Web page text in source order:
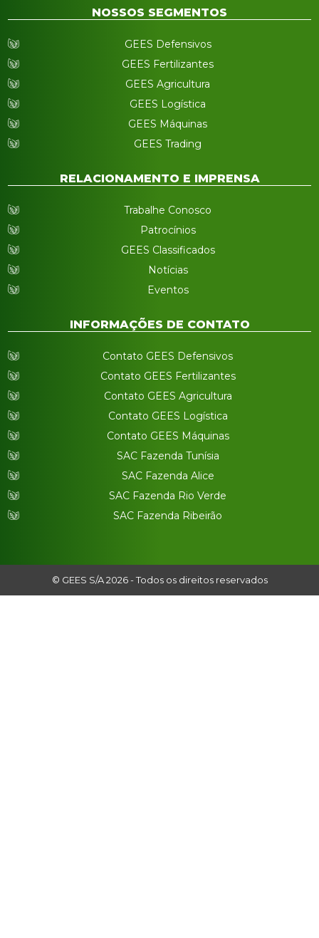
NOSSOS SEGMENTOS
GEES Defensivos
GEES Fertilizantes
GEES Agricultura
GEES Logística
GEES Máquinas
GEES Trading
RELACIONAMENTO E IMPRENSA
Trabalhe Conosco
Patrocínios
GEES Classificados
Notícias
Eventos
INFORMAÇÕES DE CONTATO
Contato GEES Defensivos
Contato GEES Fertilizantes
Contato GEES Agricultura
Contato GEES Logística
Contato GEES Máquinas
SAC Fazenda Tunísia
SAC Fazenda Alice
SAC Fazenda Rio Verde
SAC Fazenda Ribeirão
© GEES S/A 2026 - Todos os direitos reservados